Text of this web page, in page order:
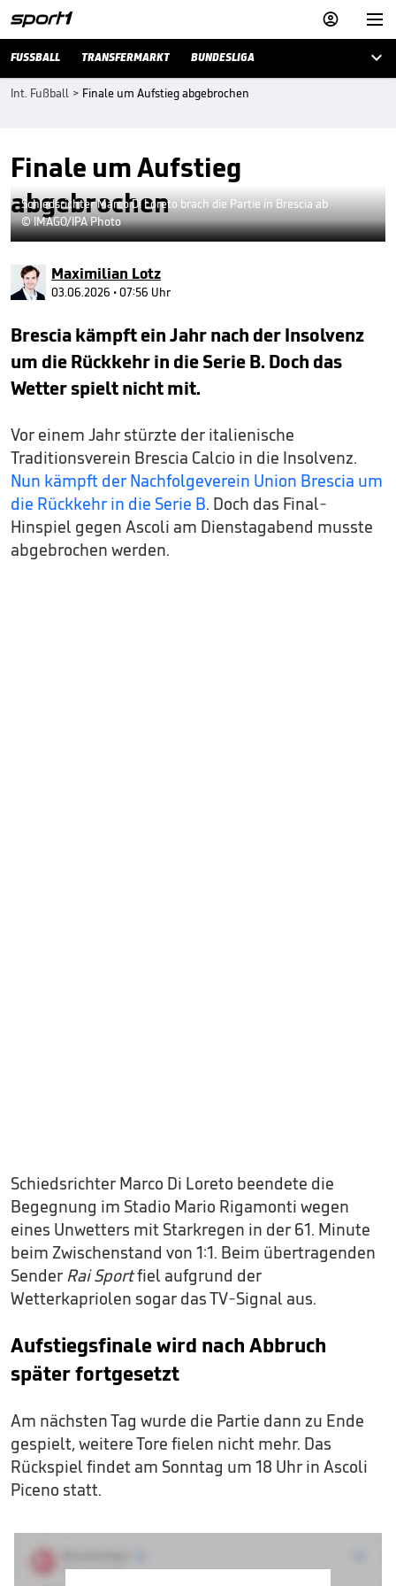


FUSSBALL TRANSFERMARKT BUNDESLIGA 
Int. Fußball > Finale um Aufstieg abgebrochen
Finale um Aufstieg
abgebrochen
Schiedsrichter Marco Di Loreto brach die Partie in Brescia ab
© IMAGO/IPA Photo
Maximilian Lotz
03.06.2026 • 07:56 Uhr
Brescia kämpft ein Jahr nach der Insolvenz
um die Rückkehr in die Serie B. Doch das
Wetter spielt nicht mit.
Vor einem Jahr stürzte der italienische
Traditionsverein Brescia Calcio in die Insolvenz.
Nun kämpft der Nachfolgeverein Union Brescia um
die Rückkehr in die Serie B. Doch das Final-
Hinspiel gegen Ascoli am Dienstagabend musste
abgebrochen werden.
Schiedsrichter Marco Di Loreto beendete die
Begegnung im Stadio Mario Rigamonti wegen
eines Unwetters mit Starkregen in der 61. Minute
beim Zwischenstand von 1:1. Beim übertragenden
Sender Rai Sportfiel aufgrund der
Wetterkapriolen sogar das TV-Signal aus.
Aufstiegsfinale wird nach Abbruch
später fortgesetzt
Am nächsten Tag wurde die Partie dann zu Ende
gespielt, weitere Tore fielen nicht mehr. Das
Rückspiel findet am Sonntag um 18 Uhr in Ascoli
Piceno statt.